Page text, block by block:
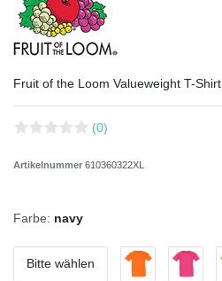
Fruit of the Loom Valueweight T-Shirt
(0)
Artikelnummer 610360322XL
Farbe: navy
Bitte wählen